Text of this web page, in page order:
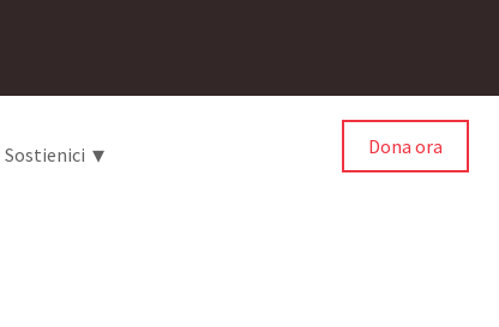
Sostienici ▾ Dona ora